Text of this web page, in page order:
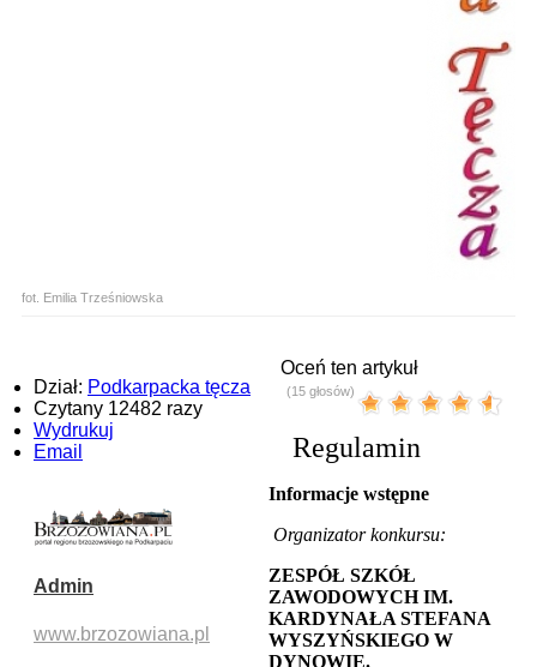
fot. Emilia Trześniowska
Dział: Podkarpacka tęcza
Czytany 12482 razy
Wydrukuj
Email
Oceń ten artykuł
(15 głosów)
Admin
www.brzozowiana.pl
Regulamin
Informacje wstępne
Organizator konkursu:
ZESPÓŁ SZKÓŁ
ZAWODOWYCH IM.
KARDYNAŁA STEFANA
WYSZYŃSKIEGO W
DYNOWIE.